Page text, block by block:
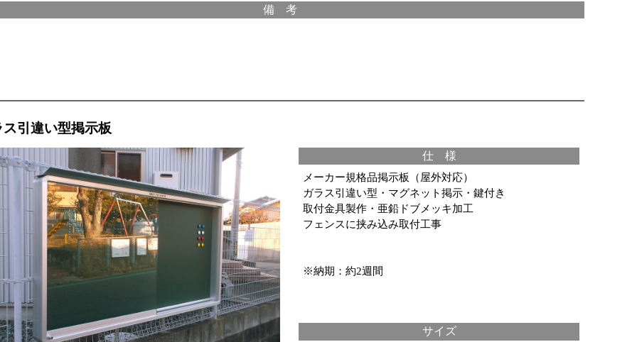
備 考
ス引違い型掲示板
仕 様
メーカー規格品掲示板（屋外対応）
ガラス引違い型・マグネット掲示・鍵付き
取付金具製作・亜鉛ドブメッキ加工
フェンスに挟み込み取付工事
※納期：約2週間
サイズ